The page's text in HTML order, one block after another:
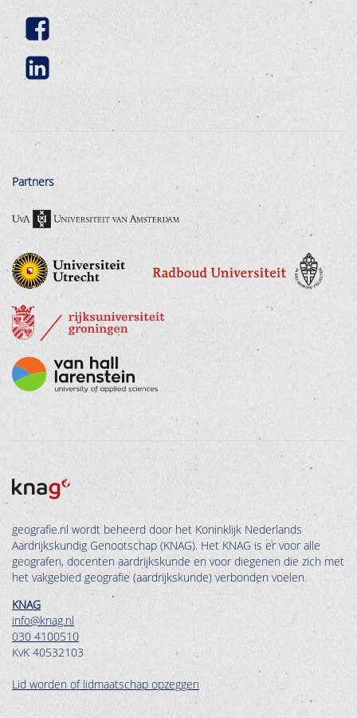
Partners
geografie.nl wordt beheerd door het Koninklijk Nederlands
Aardrijkskundig Genootschap (KNAG). Het KNAG is er voor alle
geografen, docenten aardrijkskunde en voor diegenen die zich met
het vakgebied geografie (aardrijkskunde) verbonden voelen.
KNAG
info@knag.nl
030 4100510
KvK 40532103
Lid worden of lidmaatschap opzeggen